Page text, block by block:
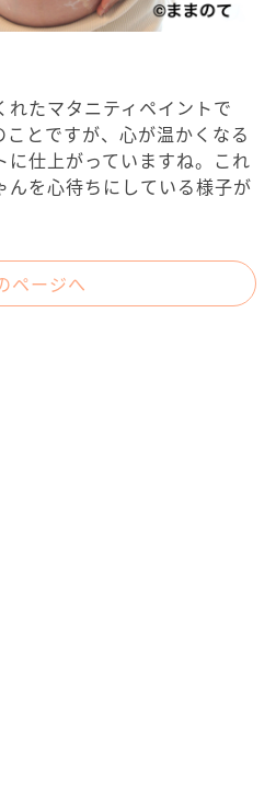
れたマタニティペイントで
とですが、心が温かくなる
仕上がっていますね。これ
んを心待ちにしている様子が
ページへ